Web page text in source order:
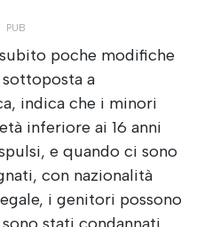
poche modifiche
a
indica che i minori
inferiore ai 16 anni
e quando ci sono
con nazionalità
i genitori possono